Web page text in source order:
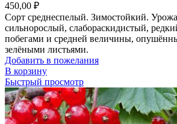
450,00 ₽
Сорт среднеспелый. Зимостойкий.
сильнорослый, слабораскидистый,
побегами и средней величины,
зелёными листьями.
Добавить в пожелания
В корзину
Быстрый просмотр